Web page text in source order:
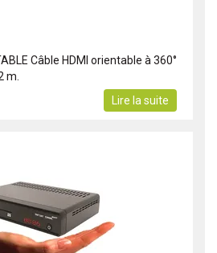
Câble HDMI orientable à 360°
m.
Lire la suite